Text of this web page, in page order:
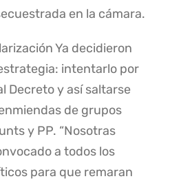
en la cámara.
Ya decidieron
intentarlo por
Decreto y así saltarse
de grupos
y PP. “Nosotras
a todos los
para que remaran